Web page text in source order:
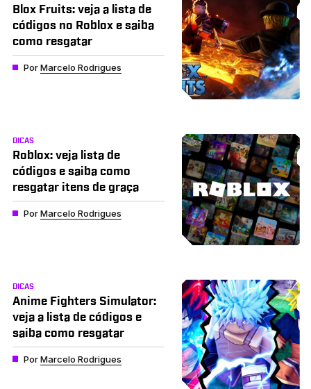
Blox Fruits: veja a lista de
códigos no Roblox e saiba
como resgatar
PorMarcelo Rodrigues
DICAS
Roblox: veja lista de
códigos e saiba como
resgatar itens de graça
PorMarcelo Rodrigues
DICAS
Anime Fighters Simulator:
veja a lista de códigos e
saiba como resgatar
PorMarcelo Rodrigues